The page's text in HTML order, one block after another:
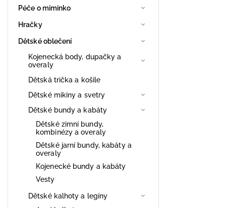
Péče o miminko
Hračky
Dětské oblečení
Kojenecká body, dupačky a
overaly
Dětská trička a košile
Dětské mikiny a svetry
Dětské bundy a kabáty
Dětské zimní bundy,
kombinézy a overaly
Dětské jarní bundy, kabáty a
overaly
Kojenecké bundy a kabáty
Vesty
Dětské kalhoty a legíny